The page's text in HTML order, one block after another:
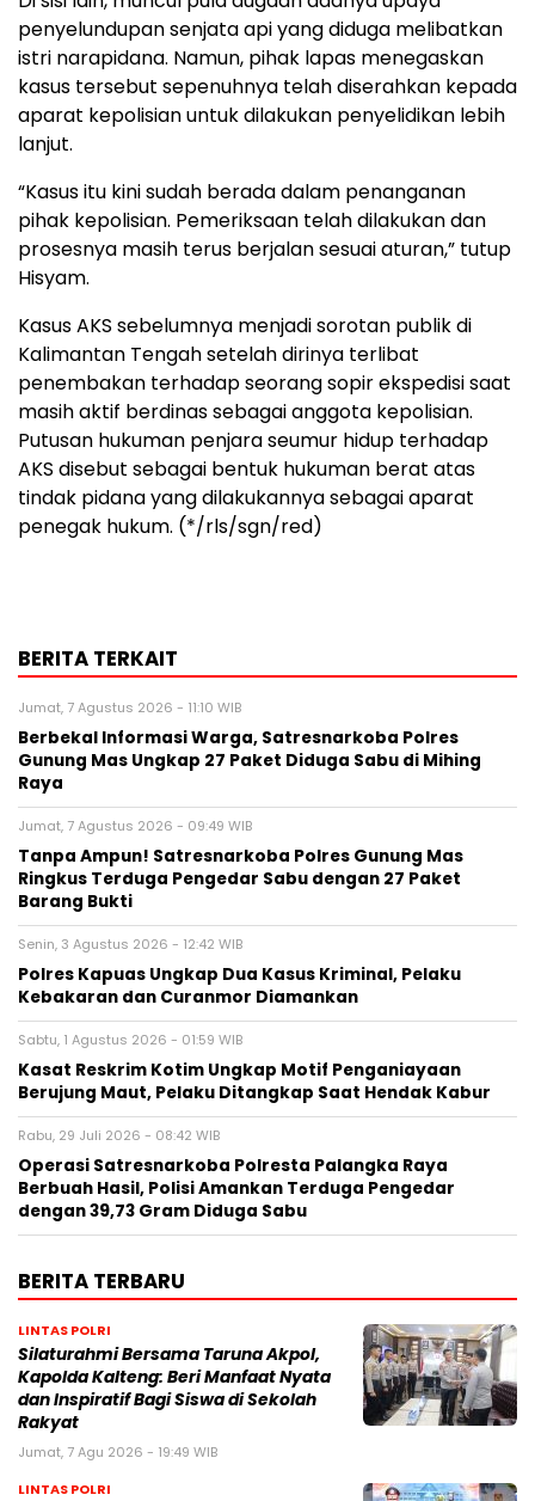
penyelundupan senjata api yang diduga melibatkan
istri narapidana. Namun, pihak lapas menegaskan
kasus tersebut sepenuhnya telah diserahkan kepada
aparat kepolisian untuk dilakukan penyelidikan lebih
lanjut.
“Kasus itu kini sudah berada dalam penanganan
pihak kepolisian. Pemeriksaan telah dilakukan dan
prosesnya masih terus berjalan sesuai aturan,” tutup
Hisyam.
Kasus AKS sebelumnya menjadi sorotan publik di
Kalimantan Tengah setelah dirinya terlibat
penembakan terhadap seorang sopir ekspedisi saat
masih aktif berdinas sebagai anggota kepolisian.
Putusan hukuman penjara seumur hidup terhadap
AKS disebut sebagai bentuk hukuman berat atas
tindak pidana yang dilakukannya sebagai aparat
penegak hukum. (*/rls/sgn/red)
BERITA TERKAIT
Jumat, 7 Agustus 2026 - 11:10 WIB
Berbekal Informasi Warga, Satresnarkoba Polres
Gunung Mas Ungkap 27 Paket Diduga Sabu di Mihing
Raya
Jumat, 7 Agustus 2026 - 09:49 WIB
Tanpa Ampun! Satresnarkoba Polres Gunung Mas
Ringkus Terduga Pengedar Sabu dengan 27 Paket
Barang Bukti
Senin, 3 Agustus 2026 - 12:42 WIB
Polres Kapuas Ungkap Dua Kasus Kriminal, Pelaku
Kebakaran dan Curanmor Diamankan
Sabtu, 1 Agustus 2026 - 01:59 WIB
Kasat Reskrim Kotim Ungkap Motif Penganiayaan
Berujung Maut, Pelaku Ditangkap Saat Hendak Kabur
Rabu, 29 Juli 2026 - 08:42 WIB
Operasi Satresnarkoba Polresta Palangka Raya
Berbuah Hasil, Polisi Amankan Terduga Pengedar
dengan 39,73 Gram Diduga Sabu
BERITA TERBARU
LINTAS POLRI
Silaturahmi Bersama Taruna Akpol,
Kapolda Kalteng: Beri Manfaat Nyata
dan Inspiratif Bagi Siswa di Sekolah
Rakyat
Jumat, 7 Agu 2026 - 19:49 WIB
LINTAS POLRI